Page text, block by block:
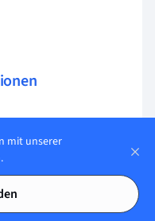
mit unserer